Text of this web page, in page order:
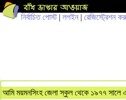
নির্বাচিত পোস্ট| লগইন | রেজিস্ট্রেশন
আমি ময়মনসিংহ জেলা স্কুল থেকে ১৯৭৭ সালে